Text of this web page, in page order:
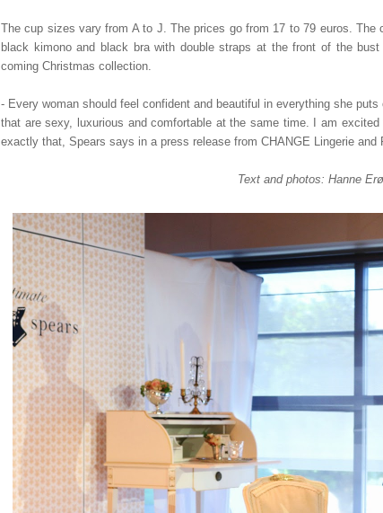
The cup sizes vary from A to J. The prices go from 17 to 79 euros.
black kimono and black bra with double straps at the front of the
coming Christmas collection.
- Every woman should feel confident and beautiful in everything she
that are sexy, luxurious and comfortable at the same time. I am
exactly that, Spears says in a press release from CHANGE Lingerie and
Text and photos: Hanne